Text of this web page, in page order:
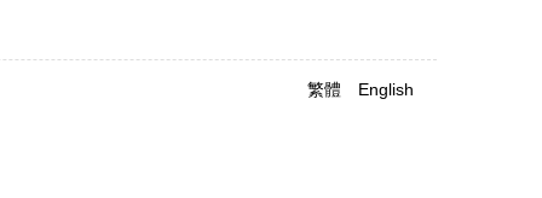
繁體 English